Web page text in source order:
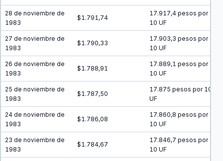
28 de noviembre de
1983
$1.791,74
17.917,4 pesos por
10 UF
27 de noviembre de
1983
$1.790,33
17.903,3 pesos por
10 UF
26 de noviembre de
1983
$1.788,91
17.889,1 pesos por
10 UF
25 de noviembre de
1983
$1.787,50
17.875 pesos por 10
UF
24 de noviembre de
1983
$1.786,08
17.860,8 pesos por
10 UF
23 de noviembre de
1983
$1.784,67
17.846,7 pesos por
10 UF